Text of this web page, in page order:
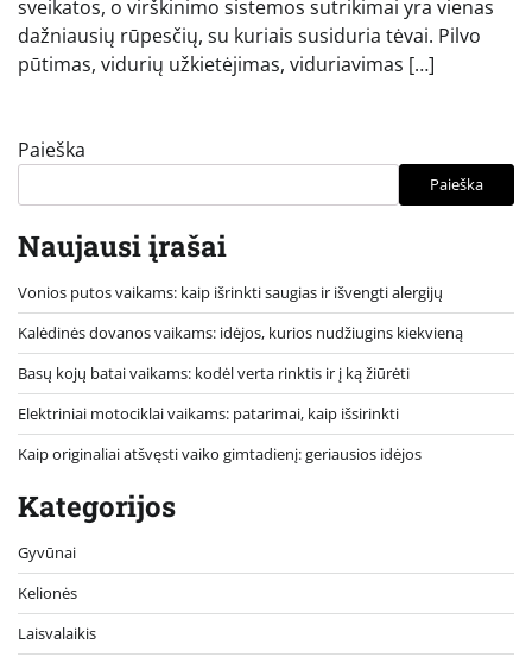
sveikatos, o virškinimo sistemos sutrikimai yra vienas
dažniausių rūpesčių, su kuriais susiduria tėvai. Pilvo
pūtimas, vidurių užkietėjimas, viduriavimas […]
Paieška
Paieška
Naujausi įrašai
Vonios putos vaikams: kaip išrinkti saugias ir išvengti alergijų
Kalėdinės dovanos vaikams: idėjos, kurios nudžiugins kiekvieną
Basų kojų batai vaikams: kodėl verta rinktis ir į ką žiūrėti
Elektriniai motociklai vaikams: patarimai, kaip išsirinkti
Kaip originaliai atšvęsti vaiko gimtadienį: geriausios idėjos
Kategorijos
Gyvūnai
Kelionės
Laisvalaikis